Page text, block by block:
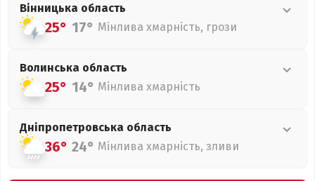
Вінницька область
25° 17° Мінлива хмарність, грози
Волинська область
25° 14° Мінлива хмарність
Дніпропетровська область
36° 24° Мінлива хмарність, зливи